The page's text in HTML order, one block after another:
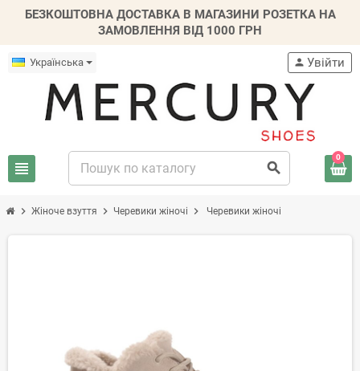
БЕЗКОШТОВНА ДОСТАВКА В МАГАЗИНИ РОЗЕТКА НА
ЗАМОВЛЕННЯ ВІД 1000 ГРН
Українська
view_headline search
person Увійти
0
chevron_right Жіноче взуття chevron_right Черевики жіночі chevron_right Черевики жіночі